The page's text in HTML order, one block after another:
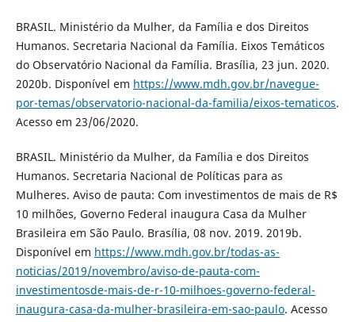
BRASIL. Ministério da Mulher, da Família e dos Direitos
Humanos. Secretaria Nacional da Família. Eixos Temáticos
do Observatório Nacional da Família. Brasília, 23 jun. 2020.
2020b. Disponível em https://www.mdh.gov.br/navegue-
por-temas/observatorio-nacional-da-familia/eixos-tematicos.
Acesso em 23/06/2020.
BRASIL. Ministério da Mulher, da Família e dos Direitos
Humanos. Secretaria Nacional de Políticas para as
Mulheres. Aviso de pauta: Com investimentos de mais de R$
10 milhões, Governo Federal inaugura Casa da Mulher
Brasileira em São Paulo. Brasília, 08 nov. 2019. 2019b.
Disponível em https://www.mdh.gov.br/todas-as-
noticias/2019/novembro/aviso-de-pauta-com-
investimentosde-mais-de-r-10-milhoes-governo-federal-
inaugura-casa-da-mulher-brasileira-em-sao-paulo. Acesso